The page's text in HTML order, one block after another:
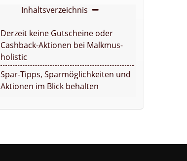
Inhaltsverzeichnis
Derzeit keine Gutscheine oder
Cashback-Aktionen bei Malkmus-
holistic
Spar-Tipps, Sparmöglichkeiten und
Aktionen im Blick behalten